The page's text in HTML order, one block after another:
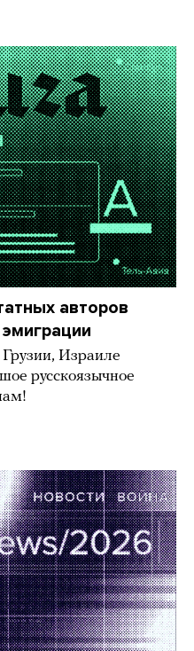
авторов
Израиле
русскоязычное